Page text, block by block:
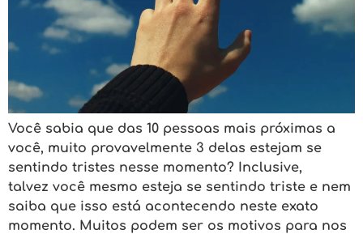
Você sabia que das 10 pessoas mais próximas a
você, muito provavelmente 3 delas estejam se
sentindo tristes nesse momento? Inclusive,
talvez você mesmo esteja se sentindo triste e nem
saiba que isso está acontecendo neste exato
momento. Muitos podem ser os motivos para nos